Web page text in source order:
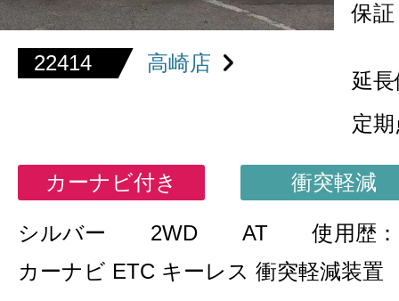
22414 高崎店
保証
延
定
カーナビ付き 衝突軽減
シルバー 2WD AT
使用歴
カーナビ ETC キーレス 衝突軽減装置